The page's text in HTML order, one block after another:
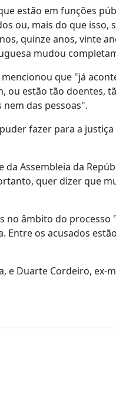
estão em funções
ou, mais do que isso,
quinze anos, vinte
mudou
que "já
ou estão tão doentes,
das pessoas".
fazer para a
Assembleia da
quer dizer que
no âmbito do
os acusados
e Duarte Cordeiro,